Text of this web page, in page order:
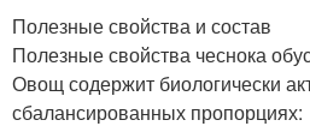
Полезные свойства и состав
Полезные свойства чеснока
Овощ содержит биологически
сбалансированных пропорциях: